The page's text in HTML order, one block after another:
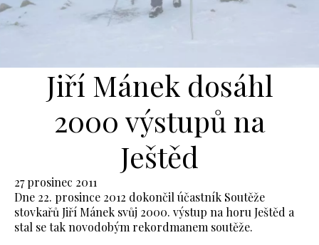
Jiří Mánek dosáhl
2000 výstupů na
Ještěd
27 prosinec 2011
Dne 22. prosince 2012 dokončil účastník Soutěže
stovkařů Jiří Mánek svůj 2000. výstup na horu Ještěd a
stal se tak novodobým rekordmanem soutěže.